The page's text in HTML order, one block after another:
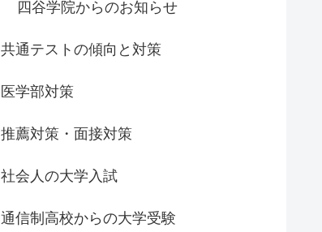
四谷学院からのお知らせ
共通テストの傾向と対策
医学部対策
推薦対策・面接対策
社会人の大学入試
通信制高校からの大学受験